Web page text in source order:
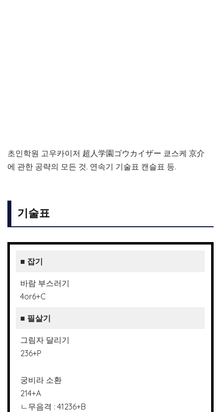
초인학원 고우카이저 超人学園ゴウカイザー 쿄스케 京介
에 관한 공략의 모든 것. 연속기 기술표 캔슬표 등.
기술표
■ 잡기
바람 부스러기
4or6+C
■ 필살기
그림자 달리기
236+P
궁비라 소환
214+A
ㄴ무음격 : 41236+B